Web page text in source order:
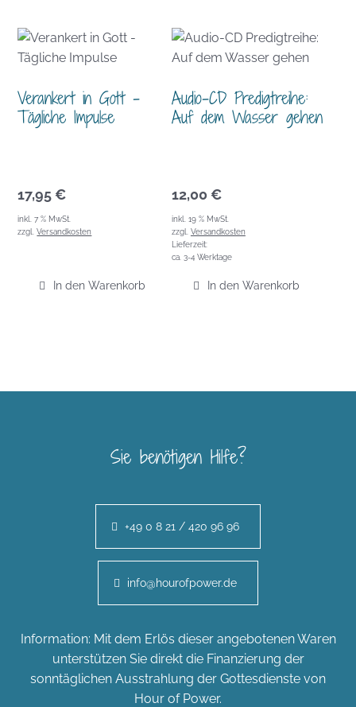
Verankert in Gott –
Tägliche Impulse
17,95 €
inkl. 7 % MwSt.
zzgl.Versandkosten
In den Warenkorb
Audio-CD Predigtreihe:
Auf dem Wasser gehen
12,00 €
inkl. 19 % MwSt.
zzgl. Versandkosten
Lieferzeit:
ca. 3-4 Werktage
In den Warenkorb
Sie benötigen Hilfe?
+49 0 8 21 / 420 96 96
info@hourofpower.de
Information: Mit dem Erlös dieser angebotenen Waren
unterstützen Sie direkt die Finanzierung der
sonntäglichen Ausstrahlung der Gottesdienste von
Hour of Power.